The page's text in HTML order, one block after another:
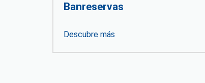
Banreservas
Descubre más